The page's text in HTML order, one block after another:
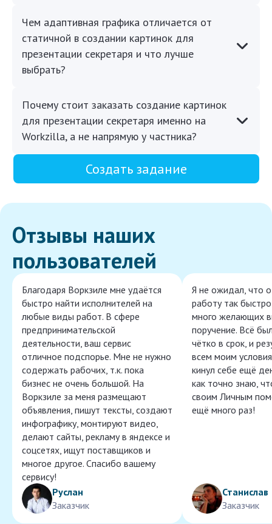
Чем адаптивная графика отличается от
статичной в создании картинок для
презентации секретаря и что лучше
выбрать?
Почему стоит заказать создание картинок
для презентации секретаря именно на
Workzilla, а не напрямую у частника?
Создать задание
Отзывы наших
пользователей
Благодаря Воркзиле мне удаётся
быстро найти исполнителей на
любые виды работ. В сфере
предпринимательской
деятельности, ваш сервис
отличное подспорье. Мне не нужно
содержать рабочих, т.к. пока
бизнес не очень большой. На
Воркзиле за меня размещают
объявления, пишут тексты, создают
инфографику, монтируют видео,
делают сайты, рекламу в яндексе и
соцсетях, ищут поставщиков и
многое другое. Спасибо вашему
сервису!
Руслан
Заказчик
Я не ожидал, что
работу так
много желающих
поручение. Всё
чётко в срок, и
всем моим
кинул себе ещё
как точно знаю,
своим Личным
ещё много раз!
Станислав
Заказчик